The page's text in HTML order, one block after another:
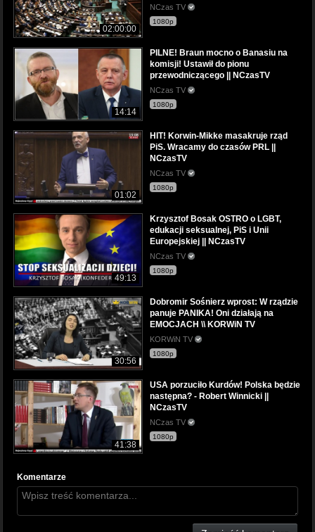
02:00:00
NCzas TV
1080p
14:14
PILNE! Braun mocno o Banasiu na
komisji! Ustawił do pionu
przewodniczącego || NCzasTV
NCzas TV
1080p
01:02
HIT! Korwin-Mikke masakruje rząd
PiS. Wracamy do czasów PRL ||
NCzasTV
NCzas TV
1080p
49:13
Krzysztof Bosak OSTRO o LGBT,
edukacji seksualnej, PiS i Unii
Europejskiej || NCzasTV
NCzas TV
1080p
30:56
Dobromir Sośnierz wprost: W rządzie
panuje PANIKA! Oni działają na
EMOCJACH \\ KORWiN TV
KORWiN TV
1080p
41:38
USA porzuciło Kurdów! Polska będzie
następna? - Robert Winnicki ||
NCzasTV
NCzas TV
1080p
Komentarze